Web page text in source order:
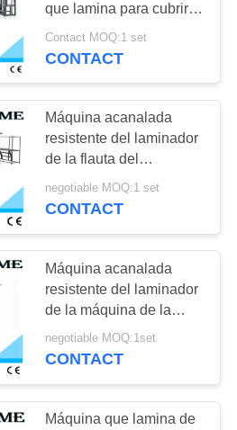
que lamina para cubrir la
garantía de un año del
peso 6.8T
Contact MOQ:1 set
CONTACT
Máquina acanalada
resistente del laminador
de la flauta del
laminador eléctrico de la
alimentación auto
negotiable MOQ:1 set
CONTACT
Máquina acanalada
resistente del laminador
de la máquina de la
flauta que lamina semi
automática
negotiable MOQ:1set
CONTACT
Máquina que lamina de